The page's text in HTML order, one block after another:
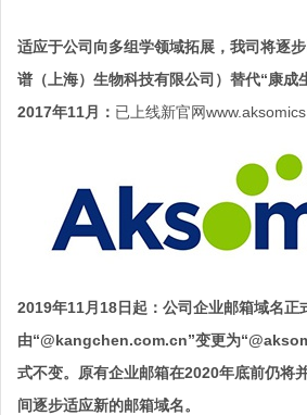
适应于公司向多组学领域拓展，我司将逐
谱（上海）生物科技有限公司）替代“康成
2017年11月： 已上线新官网
2019年11月18日起：公司企业邮箱域名正
由“@kangchen.com.cn”变更为
式不变。原有企业邮箱在2020年底前仍将
间逐步适应新的邮箱域名。